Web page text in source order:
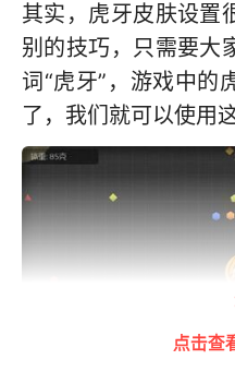
其实，虎牙皮肤设置
别的技巧，只需要大
词“虎牙”，游戏中的
了，我们就可以使用
点击查